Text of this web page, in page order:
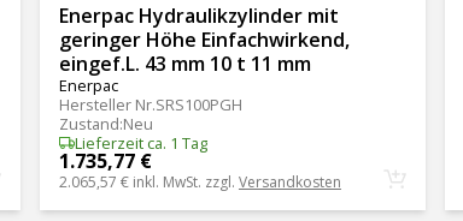
Enerpac Hydraulikzylinder mit
geringer Höhe Einfachwirkend,
eingef.L. 43 mm 10 t 11 mm
Enerpac
Hersteller Nr.SRS100PGH
Zustand:Neu
Lieferzeit ca. 1 Tag
1.735,77 €
2.065,57 € inkl. MwSt. zzgl. Versandkosten